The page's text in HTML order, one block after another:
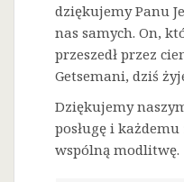
dziękujemy Panu
nas samych. On,
przeszedł przez
Getsemani, dziś
Dziękujemy
posługę i każdemu
wspólną modlitwę.